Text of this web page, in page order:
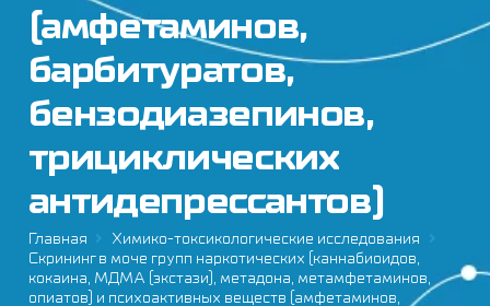
(амфетаминов,
барбитуратов,
бензодиазепинов,
трициклических
антидепрессантов)
Главная
Химико-токсикологические исследования
Скрининг в моче групп наркотических (каннабиоидов,
кокаина, МДМА (экстази), метадона, метамфетаминов,
опиатов) и психоактивных веществ (амфетаминов,